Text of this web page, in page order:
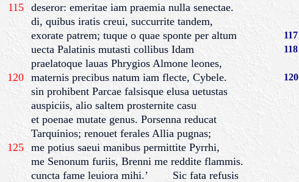
115 deseror: emeritae iam praemia nulla senectae.
di, quibus iratis creui, succurrite tandem,
exorate patrem; tuque o quae sponte per altum
117
uecta Palatinis mutasti collibus Idam 118
praelatoque lauas Phrygios Almone leones,
120 maternis precibus natum iam flecte, Cybele. 120
sin prohibent Parcae falsisque elusa uetustas
auspiciis, alio saltem prosternite casu
et poenae mutate genus. Porsenna reducat
Tarquinios; renouet ferales Allia pugnas;
125 me potius saeui manibus permittite Pyrrhi,
me Senonum furiis, Brenni me reddite flammis.
cuncta fame leuiora mihi.’ Sic fata refusis